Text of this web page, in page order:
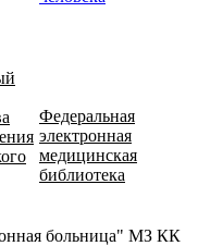
Федеральная
электронная
медицинская
библиотека
больница" МЗ КК